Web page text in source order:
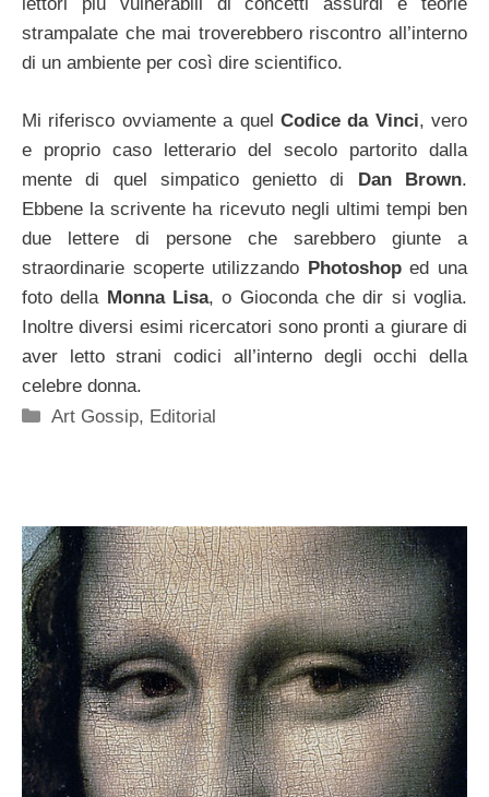
strampalate che mai troverebbero riscontro all’interno
di un ambiente per così dire scientifico.
Mi riferisco ovviamente a quel Codice da Vinci, vero
e proprio caso letterario del secolo partorito dalla
mente di quel simpatico genietto di Dan Brown.
Ebbene la scrivente ha ricevuto negli ultimi tempi ben
due lettere di persone che sarebbero giunte a
straordinarie scoperte utilizzando Photoshoped una
foto della Monna Lisa, o Gioconda che dir si voglia.
Inoltre diversi esimi ricercatori sono pronti a giurare di
aver letto strani codici all’interno degli occhi della
celebre donna.
Categorie
Art Gossip, Editorial